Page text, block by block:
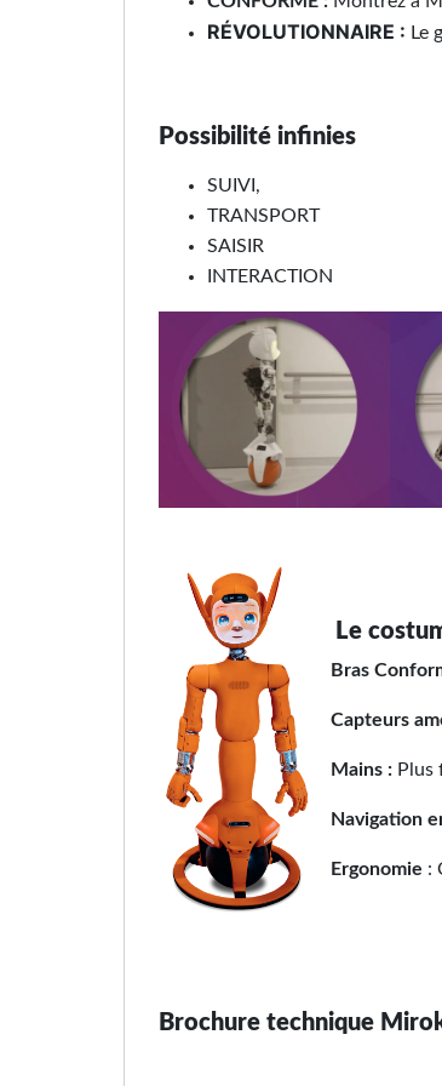
RÉVOLUTIONNAIRE : Le
Possibilité infinies
SUIVI,
TRANSPORT
SAISIR
INTERACTION
Le
Bras
Capteurs
Mains : Plus
Navigation
Ergonomie :
Brochure technique